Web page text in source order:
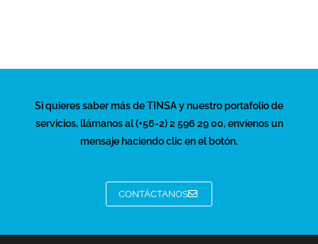
Si quieres saber más de TINSA y nuestro portafolio de
servicios, llámanos al (+56-2) 2 596 29 00, envíenos un
mensaje haciendo clic en el botón.
CONTÁCTANOS